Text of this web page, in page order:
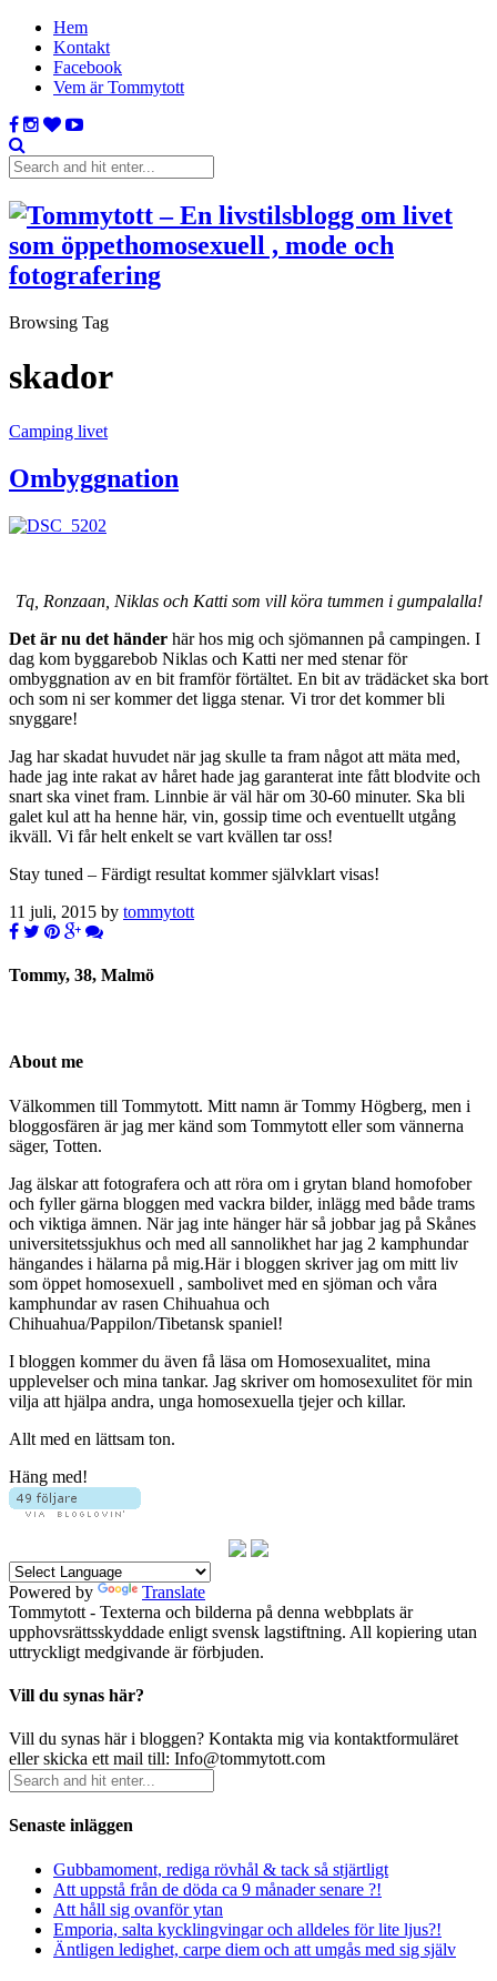
Hem
Kontakt
Facebook
Vem är Tommytott
Browsing Tag
skador
Camping livet
Ombyggnation
Tq, Ronzaan, Niklas och Katti som vill köra tummen i gumpalalla!
Det är nu det händer här hos mig och sjömannen på campingen. I
dag kom byggarebob Niklas och Katti ner med stenar för
ombyggnation av en bit framför förtältet. En bit av trädäcket ska bort
och som ni ser kommer det ligga stenar. Vi tror det kommer bli
snyggare!
Jag har skadat huvudet när jag skulle ta fram något att mäta med,
hade jag inte rakat av håret hade jag garanterat inte fått blodvite och
snart ska vinet fram. Linnbie är väl här om 30-60 minuter. Ska bli
galet kul att ha henne här, vin, gossip time och eventuellt utgång
ikväll. Vi får helt enkelt se vart kvällen tar oss!
Stay tuned – Färdigt resultat kommer självklart visas!
11 juli, 2015 by tommytott
Tommy, 38, Malmö
About me
Välkommen till Tommytott. Mitt namn är Tommy Högberg, men i
bloggosfären är jag mer känd som Tommytott eller som vännerna
säger, Totten.
Jag älskar att fotografera och att röra om i grytan bland homofober
och fyller gärna bloggen med vackra bilder, inlägg med både trams
och viktiga ämnen. När jag inte hänger här så jobbar jag på Skånes
universitetssjukhus och med all sannolikhet har jag 2 kamphundar
hängandes i hälarna på mig.Här i bloggen skriver jag om mitt liv
som öppet homosexuell , sambolivet med en sjöman och våra
kamphundar av rasen Chihuahua och
Chihuahua/Pappilon/Tibetansk spaniel!
I bloggen kommer du även få läsa om Homosexualitet, mina
upplevelser och mina tankar. Jag skriver om homosexulitet för min
vilja att hjälpa andra, unga homosexuella tjejer och killar.
Allt med en lättsam ton.
Häng med!
Powered by
Translate
Tommytott - Texterna och bilderna på denna webbplats är
upphovsrättsskyddade enligt svensk lagstiftning. All kopiering utan
uttryckligt medgivande är förbjuden.
Vill du synas här?
Vill du synas här i bloggen? Kontakta mig via kontaktformuläret
eller skicka ett mail till: Info@tommytott.com
Senaste inläggen
Gubbamoment, rediga rövhål & tack så stjärtligt
Att uppstå från de döda ca 9 månader senare ?!
Att håll sig ovanför ytan
Emporia, salta kycklingvingar och alldeles för lite ljus?!
Äntligen ledighet, carpe diem och att umgås med sig själv